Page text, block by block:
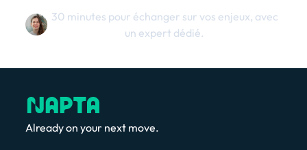
30 minutes pour échanger sur vos enjeux, avec
un expert dédié.
Already on your next move.